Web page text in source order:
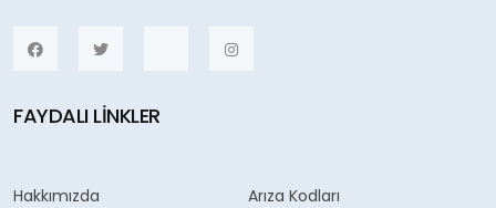
FAYDALI LINKLER
Hakkımızda
Arıza Kodları